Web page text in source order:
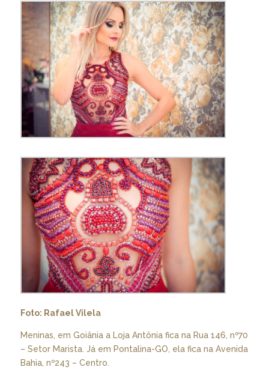
Foto: Rafael Vilela
Meninas, em Goiânia a Loja Antônia fica na Rua 146, nº70
– Setor Marista. Já em Pontalina-GO, ela fica na Avenida
Bahia, nº243 – Centro.